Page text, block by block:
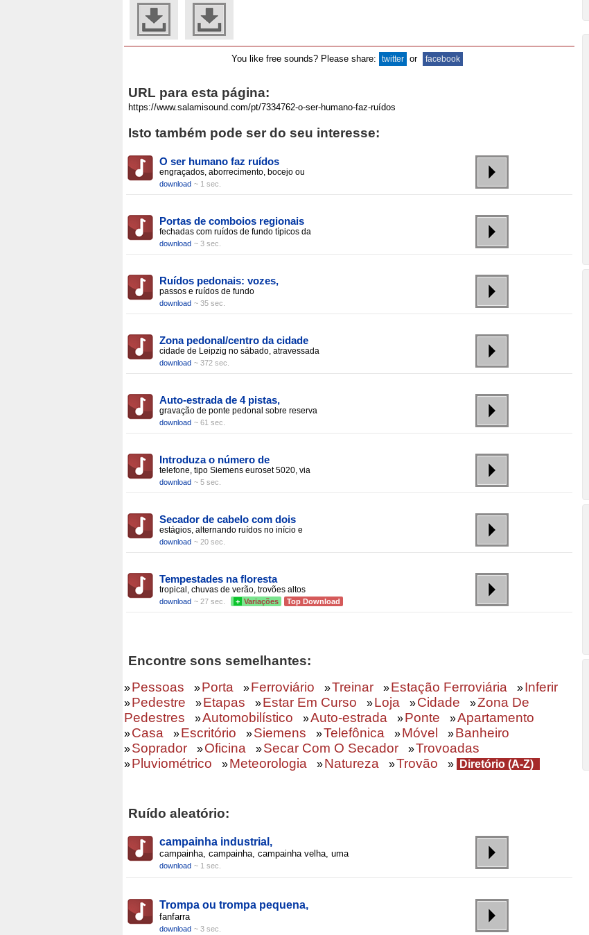
You like free sounds? Please share: twitter or facebook
URL para esta página:
Isto também pode ser do seu interesse:
O ser humano faz ruídos
engraçados, aborrecimento, bocejo ou
download ~ 1 sec.
Portas de comboios regionais
fechadas com ruídos de fundo típicos da
download ~ 3 sec.
Ruídos pedonais: vozes,
passos e ruídos de fundo
download ~ 35 sec.
Zona pedonal/centro da cidade
cidade de Leipzig no sábado, atravessada
download ~ 372 sec.
Auto-estrada de 4 pistas,
gravação de ponte pedonal sobre reserva
download ~ 61 sec.
Introduza o número de
telefone, tipo Siemens euroset 5020, via
download ~ 5 sec.
Secador de cabelo com dois
estágios, alternando ruídos no início e
download ~ 20 sec.
Tempestades na floresta
tropical, chuvas de verão, trovões altos
download ~ 27 sec. + Variações Top Download
Encontre sons semelhantes:
»Pessoas »Porta »Ferroviário »Treinar »Estação Ferroviária »Inferir
»Pedestre »Etapas »Estar Em Curso »Loja »Cidade »Zona De
Pedestres
»Automobilístico »Auto-estrada »Ponte »Apartamento
»Casa »Escritório »Siemens »Telefônica »Móvel »Banheiro
»Soprador »Oficina »Secar Com O Secador »Trovoadas
»Pluviométrico »Meteorologia »Natureza »Trovão » Diretório (A-Z)
Ruído aleatório:
campainha industrial,
campainha, campainha, campainha velha, uma
download ~ 1 sec.
Trompa ou trompa pequena,
fanfarra
download ~ 3 sec.